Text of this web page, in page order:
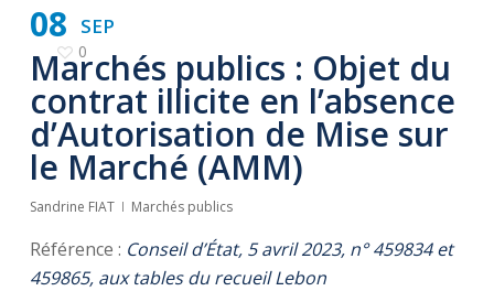
SEP
08
0
Marchés publics : Objet du
contrat illicite en l’absence
d’Autorisation de Mise sur
le Marché (AMM)
Sandrine FIAT Marchés publics
Référence : Conseil d’État, 5 avril 2023, n° 459834 et
459865, aux tables du recueil Lebon